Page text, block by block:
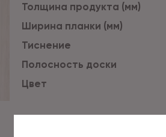
Толщина продукта (мм)
Ширина планки (мм)
Тиснение
Полосность доски
Цвет